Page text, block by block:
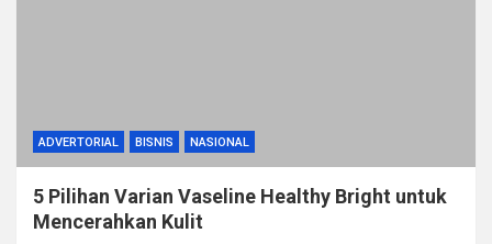
ADVERTORIAL BISNIS NASIONAL
5 Pilihan Varian Vaseline Healthy Bright untuk
Mencerahkan Kulit